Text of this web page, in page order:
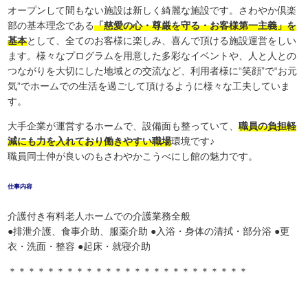
オープンして間もない施設は新しく綺麗な施設です。さわやか倶楽
部の基本理念である「慈愛の心・尊厳を守る・お客様第一主義」を
基本として、全てのお客様に楽しみ、喜んで頂ける施設運営をしい
ます。様々なプログラムを用意した多彩なイベントや、人と人との
つながりを大切にした地域との交流など、利用者様に“笑顔”で“お元
気”でホームでの生活を過ごして頂けるように様々な工夫していま
す。
大手企業が運営するホームで、設備面も整っていて、職員の負担軽
減にも力を入れており働きやすい職場環境です♪
職員同士仲が良いのもさわやかこうべにし館の魅力です。
仕事内容
介護付き有料老人ホームでの介護業務全般
●排泄介護、食事介助、服薬介助 ●入浴・身体の清拭・部分浴 ●更
衣・洗面・整容 ●起床・就寝介助
＊＊＊＊＊＊＊＊＊＊＊＊＊＊＊＊＊＊＊＊＊＊＊＊＊